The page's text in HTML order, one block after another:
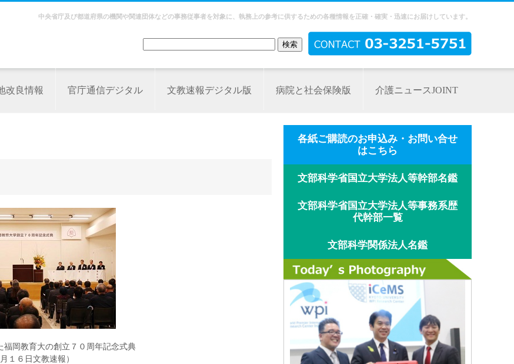
中央省庁及び都道府県の機関や関連団体などの事務従事者を対象に、執務上の参考に供するための各種情報を正確・確実・迅速にお届けしています。
改良情報 官庁通信デジタル 文教速報デジタル版 病院と社会保険版 介護ニュースJOINT
福岡教育大の創立７０周年記念式典
月１６日文教速報）
各紙ご購読のお申込み・お問い合せ
はこちら
文部科学省国立大学法人等幹部名鑑
文部科学省国立大学法人等事務系歴
代幹部一覧
文部科学関係法人名鑑